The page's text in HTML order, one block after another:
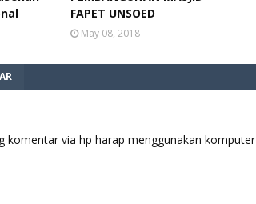
FAPET UNSOED
May 08, 2018
komentar via hp harap menggunakan komputer